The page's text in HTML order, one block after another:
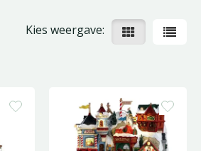
Kies weergave: